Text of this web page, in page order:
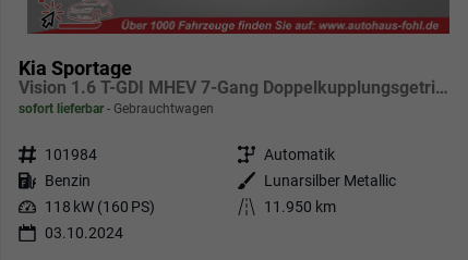
Kia Sportage
Vision 1.6 T-GDI MHEV 7-Gang Doppelkupplungsgetriebe DCT
sofort lieferbar Gebrauchtwagen
Fahrzeugnr. 101984 Getriebe Automatik
Kraftstoff Benzin Außenfarbe
Lunarsilber Metallic
Leistung 118 kW (160 PS) Kilometerstand
11.950 km
03.10.2024